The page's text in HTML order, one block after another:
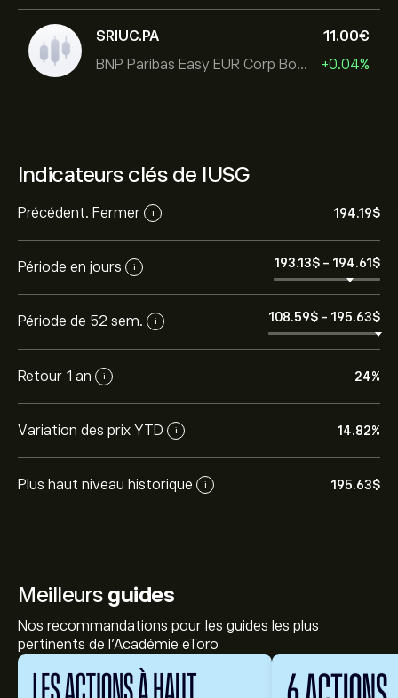
SRIUC.PA
BNP Paribas Easy EUR Corp Bond SRI Fossil Free Ult
11.00‎€‎
+0.04%
Indicateurs clés de IUSG
Précédent. Fermer i 194.19‎$‎
Période en jours i 193.13‎$‎ - 194.61‎$‎
Période de 52 sem. i 108.59‎$‎ - 195.63‎$‎
Retour 1 an i 24%
Variation des prix YTD i 14.82%
Plus haut niveau historique i 195.63‎$‎
Meilleurs guides
Nos recommandations pour les guides les plus
pertinents de l'Académie eToro